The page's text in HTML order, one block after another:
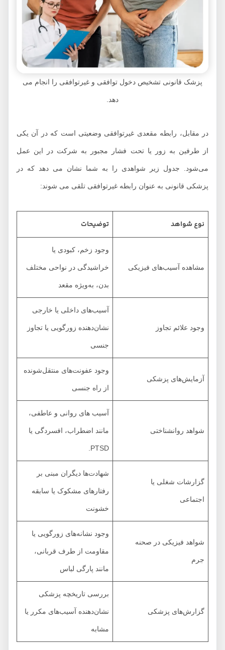
پزشک قانونی تشخیص دخول توافقی و غیرتوافقی را انجام می
در مقابل، رابطه مقعدی غیرتوافقی وضعیتی است که در آن یکی
از طرفین به زور یا تحت فشار مجبور به شرکت در این عمل
می‌شود. جدول زیر شواهدی را به شما نشان می دهد که در
پزشکی قانونی به عنوان رابطه غیرتوافقی تلقی می شوند:
نوع شواهد توضیحات
مشاهده آسیب‌های فیزیکی
وجود زخم، کبودی یا
خراشیدگی‌ در نواحی مختلف
بدن، به‌ویژه مقعد
وجود علائم تجاوز
آسیب‌های داخلی یا خارجی
نشان‌دهنده زورگویی یا تجاوز
جنسی
آزمایش‌های پزشکی
وجود عفونت‌های منتقل‌شونده
از راه جنسی
شواهد روانشناختی
آسیب های روانی و عاطفی،
مانند اضطراب، افسردگی یا
PTSD.
گزارشات شغلی یا
اجتماعی
شهادت‌ها دیگران مبنی بر
رفتارهای مشکوک یا سابقه
خشونت
شواهد فیزیکی در صحنه
جرم
وجود نشانه‌های زورگویی یا
مقاومت از طرف قربانی،
مانند پارگی لباس
گزارش‌های پزشکی
بررسی تاریخچه پزشکی
نشان‌دهنده آسیب‌های مکرر یا
مشابه